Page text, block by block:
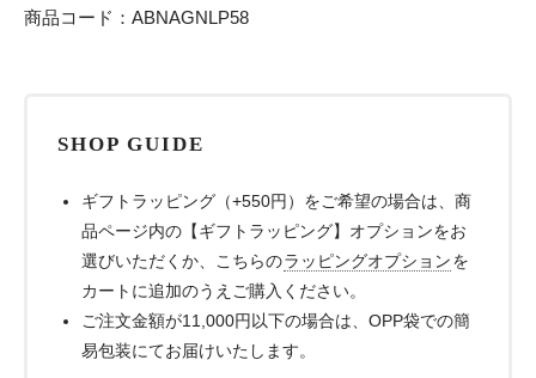
商品コード：ABNAGNLP58
SHOP GUIDE
ギフトラッピング（+550円）をご希望の場合は、商
品ページ内の【ギフトラッピング】オプションをお
選びいただくか、こちらのラッピングオプションを
カートに追加のうえご購入ください。
ご注文金額が11,000円以下の場合は、OPP袋での簡
易包装にてお届けいたします。